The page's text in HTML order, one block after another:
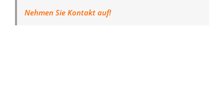
Nehmen Sie Kontakt auf!